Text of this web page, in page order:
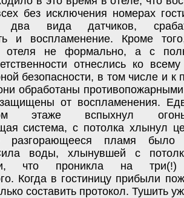
без исключения номерах
два вида датчиков,
и воспламенение. Кроме
отеля не формально, а с
отнеслись ко
безопасности, в том числе и к
обработаны
защищены от воспламенения.
этаже вспыхнул
система, с потолка хлынул
разгорающееся пламя было
воды, хлынувшей с
что проникла на
Когда в гостиницу прибыли
составить протокол. Тушить